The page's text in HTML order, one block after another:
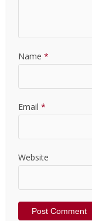
Name *
Email *
Website